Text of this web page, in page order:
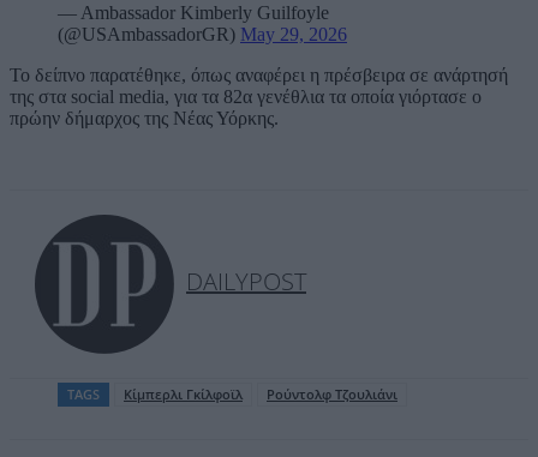
— Ambassador Kimberly Guilfoyle
(@USAmbassadorGR) May 29, 2026
Το δείπνο παρατέθηκε, όπως αναφέρει η πρέσβειρα σε ανάρτησή
της στα social media, για τα 82α γενέθλια τα οποία γιόρτασε ο
πρώην δήμαρχος της Νέας Υόρκης.
DAILYPOST
TAGS Κίμπερλι Γκίλφοϊλ Ρούντολφ Τζουλιάνι